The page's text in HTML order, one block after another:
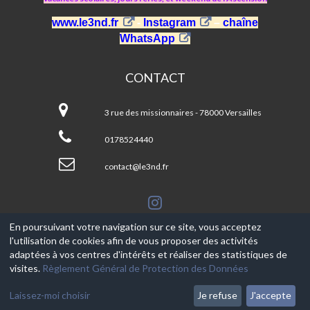
www.le3nd.fr - Instagram –chaîne
WhatsApp
CONTACT
3.ND
3 rue des missionnaires - 78000 Versailles
0178524440
contact@le3nd.fr
© 2017-2026, Ce site est propulsé par Aniapps.fr
CGV
En poursuivant votre navigation sur ce site, vous acceptez
l'utilisation de cookies afin de vous proposer des activités
adaptées à vos centres d'intérêts et réaliser des statistiques de
visites. Règlement Général de Protection des Données
Laissez-moi choisir Je refuse J'accepte